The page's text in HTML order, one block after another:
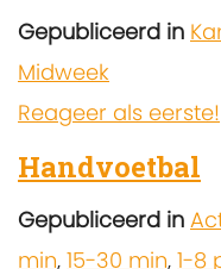
Gepubliceerd in
Midweek
Reageer als eerste!
Handvoetbal
Gepubliceerd in
min, 15-30 min, 1-8